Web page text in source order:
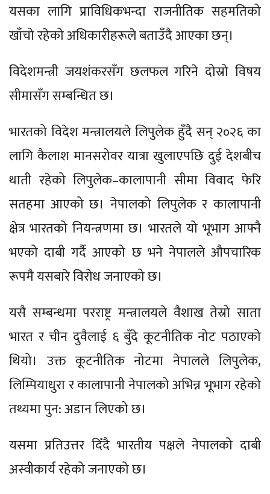
यसका लागि प्राविधिकभन्दा राजनीतिक सहमतिको
खाँचो रहेको अधिकारीहरूले बताउँदै आएका छन्।
विदेशमन्त्री जयशंकरसँग छलफल गरिने दोस्रो विषय
सीमासँग सम्बन्धित छ।
भारतको विदेश मन्त्रालयले लिपुलेक हुँदै सन् २०२६ का
लागि कैलाश मानसरोवर यात्रा खुलाएपछि दुई देशबीच
थाती रहेको लिपुलेक–कालापानी सीमा विवाद फेरि
सतहमा आएको छ। नेपालको लिपुलेक र कालापानी
क्षेत्र भारतको नियन्त्रणमा छ। भारतले यो भूभाग आफ्नै
भएको दाबी गर्दै आएको छ भने नेपालले औपचारिक
रूपमै यसबारे विरोध जनाएको छ।
यसै सम्बन्धमा परराष्ट्र मन्त्रालयले वैशाख तेस्रो साता
भारत र चीन दुवैलाई ६ बुँदे कूटनीतिक नोट पठाएको
थियो। उक्त कूटनीतिक नोटमा नेपालले लिपुलेक,
लिम्पियाधुरा र कालापानी नेपालको अभिन्न भूभाग रहेको
तथ्यमा पुन: अडान लिएको छ।
यसमा प्रतिउत्तर दिँदै भारतीय पक्षले नेपालको दाबी
अस्वीकार्य रहेको जनाएको छ।